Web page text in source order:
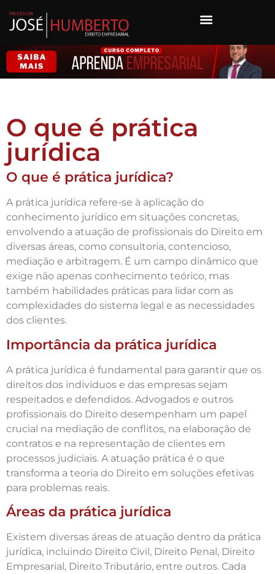
O que é prática
jurídica
O que é prática jurídica?
A prática jurídica refere-se à aplicação do
conhecimento jurídico em situações concretas,
envolvendo a atuação de profissionais do Direito em
diversas áreas, como consultoria, contencioso,
mediação e arbitragem. É um campo dinâmico que
exige não apenas conhecimento teórico, mas
também habilidades práticas para lidar com as
complexidades do sistema legal e as necessidades
dos clientes.
Importância da prática jurídica
A prática jurídica é fundamental para garantir que os
direitos dos indivíduos e das empresas sejam
respeitados e defendidos. Advogados e outros
profissionais do Direito desempenham um papel
crucial na mediação de conflitos, na elaboração de
contratos e na representação de clientes em
processos judiciais. A atuação prática é o que
transforma a teoria do Direito em soluções efetivas
para problemas reais.
Áreas da prática jurídica
Existem diversas áreas de atuação dentro da prática
jurídica, incluindo Direito Civil, Direito Penal, Direito
Empresarial, Direito Tributário, entre outros. Cada